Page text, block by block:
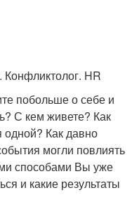
HR
побольше о себе и
С кем живете? Как
одной? Как давно
могли повлиять
способами Вы уже
и какие результаты